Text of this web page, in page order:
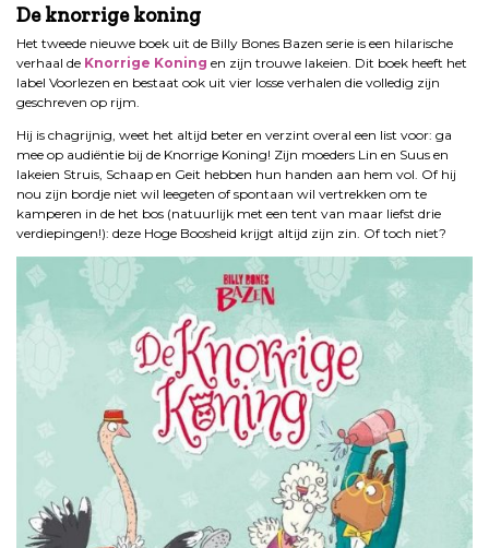
De knorrige koning
Het tweede nieuwe boek uit de Billy Bones Bazen serie is een hilarische
verhaal de Knorrige Koning en zijn trouwe lakeien. Dit boek heeft het
label Voorlezen en bestaat ook uit vier losse verhalen die volledig zijn
geschreven op rijm.
Hij is chagrijnig, weet het altijd beter en verzint overal een list voor: ga
mee op audiëntie bij de Knorrige Koning! Zijn moeders Lin en Suus en
lakeien Struis, Schaap en Geit hebben hun handen aan hem vol. Of hij
nou zijn bordje niet wil leegeten of spontaan wil vertrekken om te
kamperen in de het bos (natuurlijk met een tent van maar liefst drie
verdiepingen!): deze Hoge Boosheid krijgt altijd zijn zin. Of toch niet?